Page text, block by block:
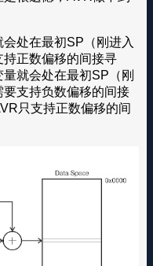
处在最初SP（刚进入
正数偏移的间接寻
就会处在最初SP（刚
支持负数偏移的间接
只支持正数偏移的间